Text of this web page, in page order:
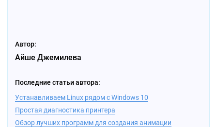
Автор:
Айше Джемилева
Последние статьи автора:
Устанавливаем Linux рядом с Windows 10
Простая диагностика принтера
Обзор лучших программ для создания анимации